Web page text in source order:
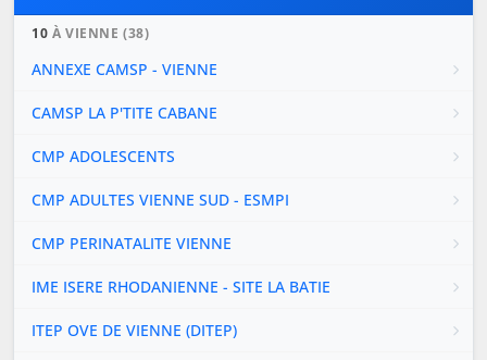
10 À VIENNE (38)
ANNEXE CAMSP - VIENNE
CAMSP LA P'TITE CABANE
CMP ADOLESCENTS
CMP ADULTES VIENNE SUD - ESMPI
CMP PERINATALITE VIENNE
IME ISERE RHODANIENNE - SITE LA BATIE
ITEP OVE DE VIENNE (DITEP)